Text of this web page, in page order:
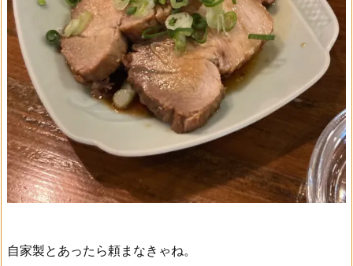
自家製とあったら頼まなきゃね。